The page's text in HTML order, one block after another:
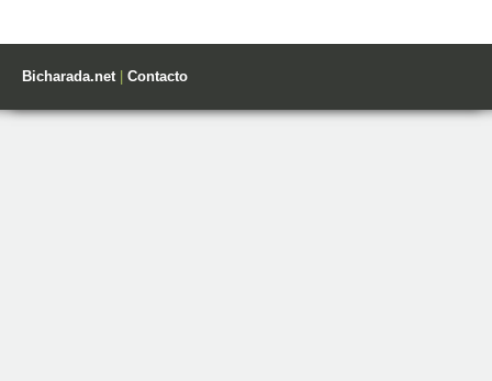
Bicharada.net| Contacto